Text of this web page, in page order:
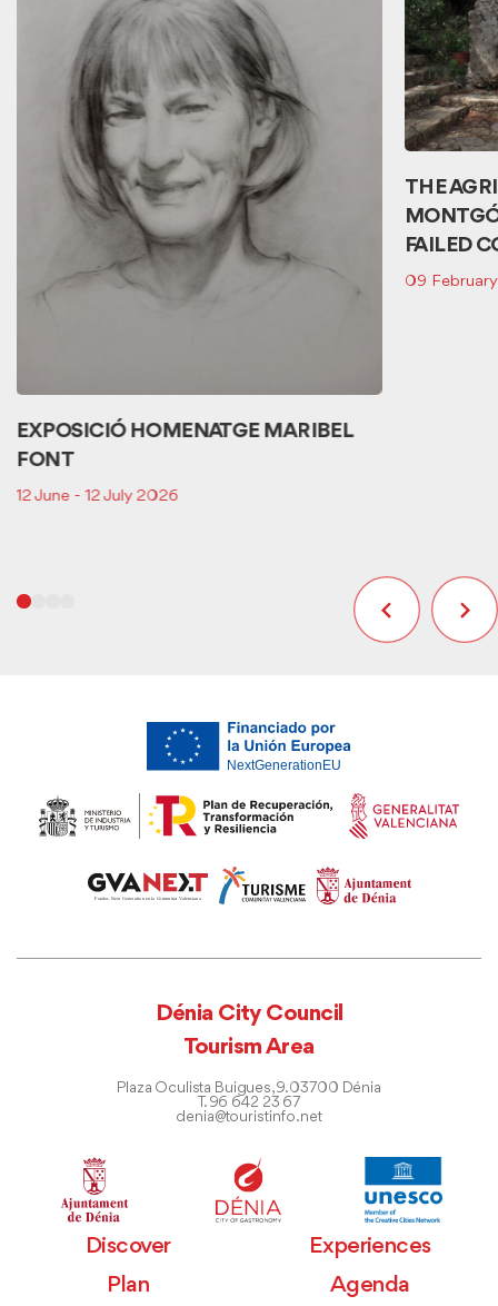
EXPOSICIÓ HOMENATGE MARIBEL
FONT
12 June - 12 July 2026
THE
FAILED
09
Dénia City Council
Tourism Area
Plaza Oculista Buigues, 9. 03700 Dénia
T. 96 642 23 67
denia@touristinfo.net
Discover
Experiences
Plan
Agenda